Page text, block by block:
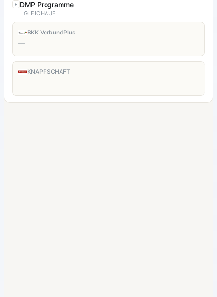
DMP Programme
GLEICHAUF
BKK VerbundPlus
—
KNAPPSCHAFT
—